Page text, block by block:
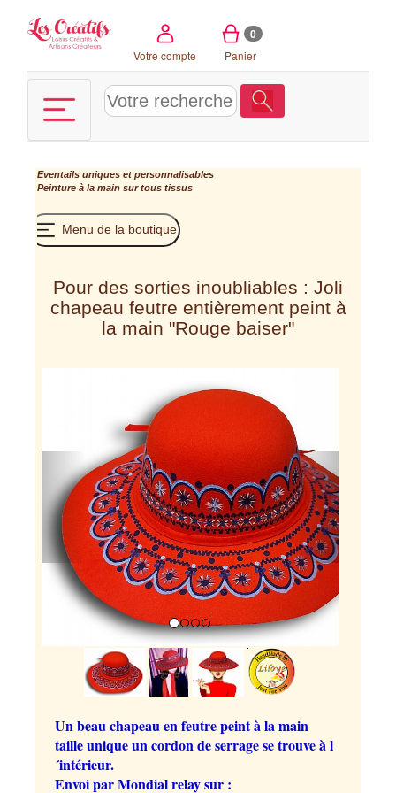
Votre compte
0
Panier
Eventails uniques et personnalisables
Peinture à la main sur tous tissus
Menu de la boutique
Pour des sorties inoubliables : Joli
chapeau feutre entièrement peint à
la main "Rouge baiser"
Previous Next
Un beau chapeau en feutre peint à la main
taille unique un cordon de serrage se trouve à l
´intérieur.
Envoi par Mondial relay sur :